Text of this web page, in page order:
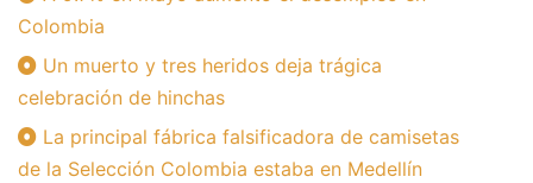
Colombia
Un muerto y tres heridos deja trágica
celebración de hinchas
La principal fábrica falsificadora de camisetas
de la Selección Colombia estaba en Medellín